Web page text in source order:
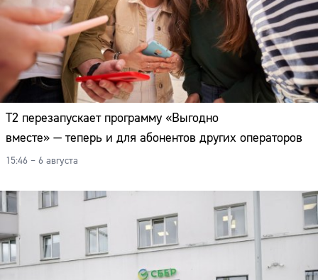
Т2 перезапускает программу «Выгодно
вместе» — теперь и для абонентов других операторов
15:46 – 6 августа